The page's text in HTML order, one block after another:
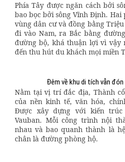
Phía Tây được ngăn cách bởi
bao bọc bởi sông Vĩnh Định.
vùng dân cư và đồng bằng
đi vào Nam, ra Bắc bằng
đường bộ, khá thuận lợi vì vậy
đến thu hút du khách mọi miền
Đêm về khu di tích vẫn
Nằm tại vị trí đắc địa, Thành
của nền kinh tế, văn hóa,
Được xây dựng với kiến
Vauban. Mỗi công trình nội
nhau và bao quanh thành là
chân là đường phòng hộ.